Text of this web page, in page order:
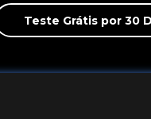
Teste Grátis por 30